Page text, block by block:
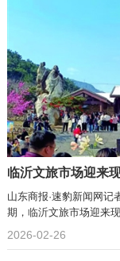
临沂文旅市场迎来
山东商报·速豹新闻网
期，临沂文旅市场迎来
2026-02-26